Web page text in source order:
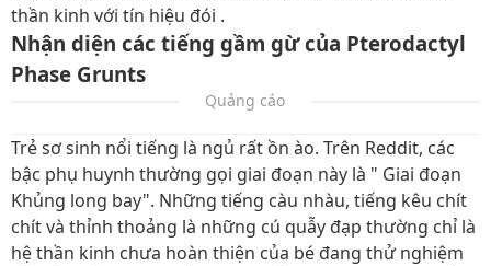
thần kinh với tín hiệu đói .
Nhận diện các tiếng gầm gừ của Pterodactyl
Phase Grunts
Quảng cáo
Trẻ sơ sinh nổi tiếng là ngủ rất ồn ào. Trên Reddit, các
bậc phụ huynh thường gọi giai đoạn này là " Giai đoạn
Khủng long bay". Những tiếng càu nhàu, tiếng kêu chít
chít và thỉnh thoảng là những cú quẫy đạp thường chỉ là
hệ thần kinh chưa hoàn thiện của bé đang thử nghiệm